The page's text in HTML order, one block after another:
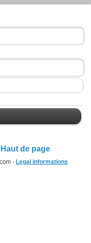
Haut de page
- Legal informations